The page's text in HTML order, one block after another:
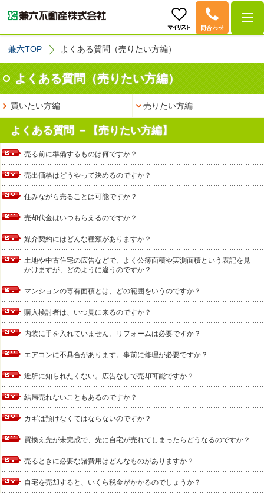
兼六TOP よくある質問（売りたい方編）
よくある質問（売りたい方編）
買いたい方編 売りたい方編
よくある質問 －【売りたい方編】
売る前に準備するものは何ですか？
売出価格はどうやって決めるのですか？
住みながら売ることは可能ですか？
売却代金はいつもらえるのですか？
媒介契約にはどんな種類がありますか？
土地や中古住宅の広告などで、よく公簿面積や実測面積という表記を見
かけますが、どのように違うのですか？
マンションの専有面積とは、どの範囲をいうのですか？
購入検討者は、いつ見に来るのですか？
内装に手を入れていません。リフォームは必要ですか？
エアコンに不具合があります。事前に修理が必要ですか？
近所に知られたくない。広告なしで売却可能ですか？
結局売れないこともあるのですか？
カギは預けなくてはならないのですか？
買換え先が未完成で、先に自宅が売れてしまったらどうなるのですか？
売るときに必要な諸費用はどんなものがありますか？
自宅を売却すると、いくら税金がかかるのでしょうか？